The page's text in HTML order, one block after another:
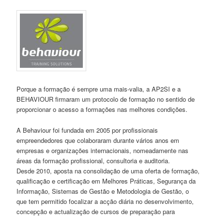
Porque a formação é sempre uma mais-valia, a AP2SI e a
BEHAVIOUR firmaram um protocolo de formação no sentido de
proporcionar o acesso a formações nas melhores condições.
A Behaviour foi fundada em 2005 por profissionais
empreendedores que colaboraram durante vários anos em
empresas e organizações internacionais, nomeadamente nas
áreas da formação profissional, consultoria e auditoria.
Desde 2010, aposta na consolidação de uma oferta de formação,
qualificação e certificação em Melhores Práticas, Segurança da
Informação, Sistemas de Gestão e Metodologia de Gestão, o
que tem permitido focalizar a acção diária no desenvolvimento,
concepção e actualização de cursos de preparação para